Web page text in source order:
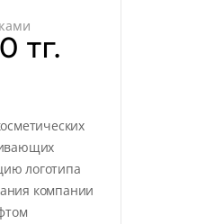
тг.
логотипа
компании